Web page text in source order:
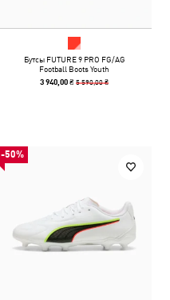
Бутсы FUTURE 9 PRO FG/AG
Football Boots Youth
3 940,00 ₴5 590,00 ₴
-50%